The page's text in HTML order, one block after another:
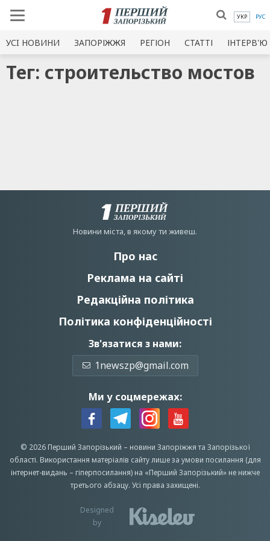
УКР РУС
УСI НОВИНИ ЗАПОРІЖЖЯ РЕГІОН СТАТТІ ІНТЕРВ'Ю
Тег: строительство мостов
Новини мiста, в якому ти живеш.
Про нас
Реклама на сайті
Редакційна політика
Політика конфіденційності
Зв'язатися з нами:
1newszp@gmail.com
Ми у соцмережах:
© 2026 Перший Запорізький – новини Запоріжжята Запорізької
області. Використання матеріалів сайту лише за умови посилання (для
інтернет-видань – гіперпосилання) на «Перший Запорiзький» не нижче
третього абзацу. Усi права захищенi.
Designed
by